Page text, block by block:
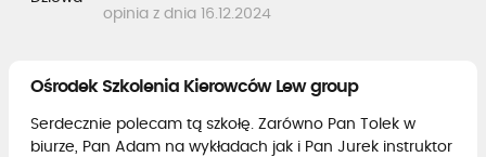
opinia z dnia 16.12.2024
Ośrodek Szkolenia Kierowców Lew group
Serdecznie polecam tą szkołę. Zarówno Pan Tolek w
biurze, Pan Adam na wykładach jak i Pan Jurek instruktor